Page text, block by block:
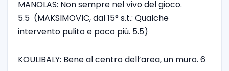
MANOLAS: Non sempre nel vivo del gioco.
5.5 (MAKSIMOVIC, dal 15° s.t.: Qualche
intervento pulito e poco più. 5.5)
KOULIBALY: Bene al centro dell’area, un muro. 6